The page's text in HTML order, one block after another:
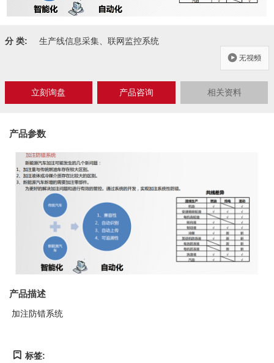
分 类: 生产线信息采集、联网监控系统
立刻询盘 产品咨询 相关资料
产品参数
产品描述
加注防错系统
标签:
Close